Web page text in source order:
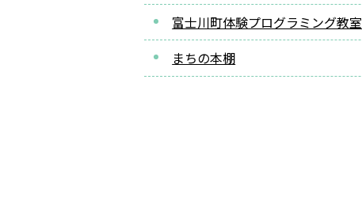
富士川町体験プログラミング教室
まちの本棚